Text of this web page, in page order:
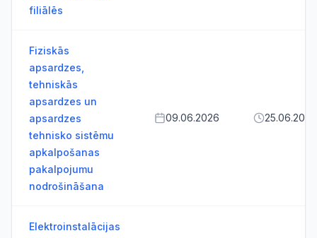
filiālēs
Fiziskās
apsardzes,
tehniskās
apsardzes un
apsardzes
tehnisko sistēmu
apkalpošanas
pakalpojumu
nodrošināšana
09.06.2026 25.06.2026
Elektroinstalācijas